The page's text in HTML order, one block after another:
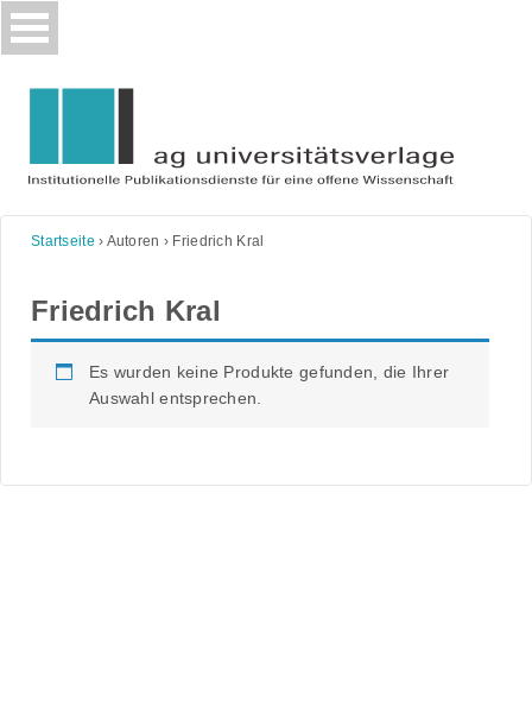
Skip
to
Startseite › Autoren › Friedrich Kral
Friedrich Kral
Es wurden keine Produkte gefunden, die Ihrer
Auswahl entsprechen.